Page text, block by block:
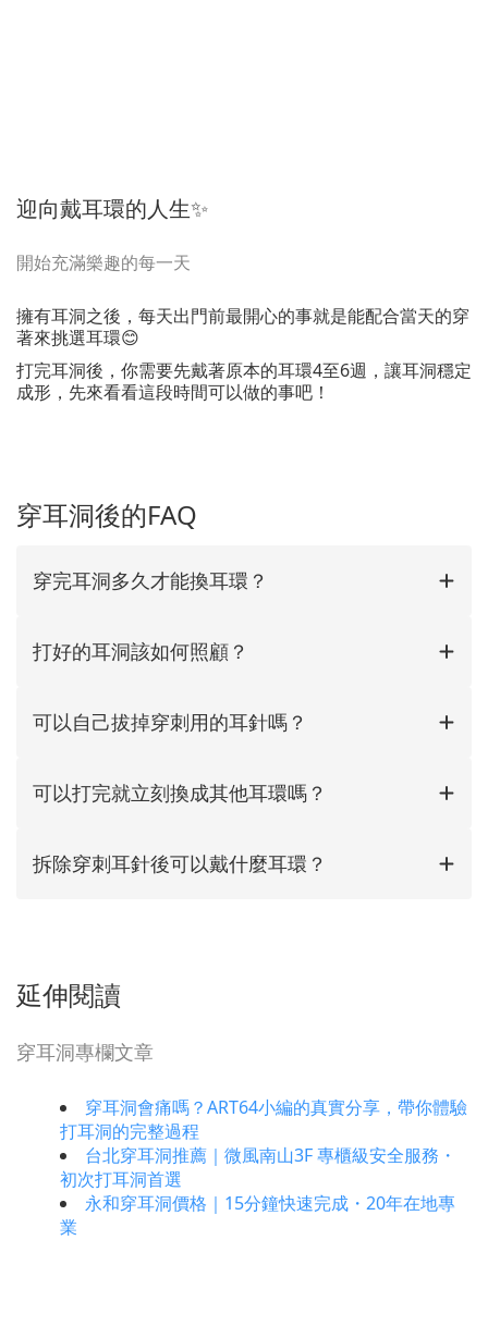
迎向戴耳環的人生✨
開始充滿樂趣的每一天
擁有耳洞之後，每天出門前最開心的事就是能配合當天的穿
著來挑選耳環😊
打完耳洞後，你需要先戴著原本的耳環4至6週，讓耳洞穩定
成形，先來看看這段時間可以做的事吧！
穿耳洞後的FAQ
穿完耳洞多久才能換耳環？
打好的耳洞該如何照顧？
可以自己拔掉穿刺用的耳針嗎？
可以打完就立刻換成其他耳環嗎？
拆除穿刺耳針後可以戴什麼耳環？
延伸閱讀
穿耳洞專欄文章
穿耳洞會痛嗎？ART64小編的真實分享，帶你體驗
打耳洞的完整過程
台北穿耳洞推薦｜微風南山3F 專櫃級安全服務・
初次打耳洞首選
永和穿耳洞價格｜15分鐘快速完成・20年在地專
業